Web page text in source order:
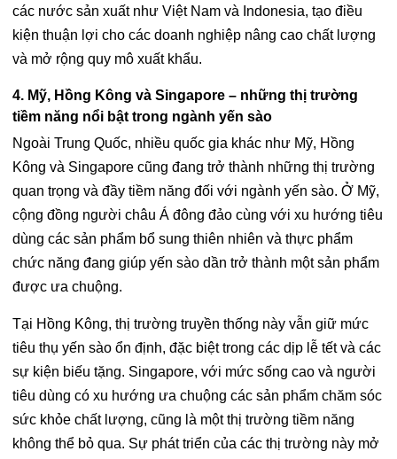
các nước sản xuất như Việt Nam và Indonesia, tạo điều
kiện thuận lợi cho các doanh nghiệp nâng cao chất lượng
và mở rộng quy mô xuất khẩu.
4. Mỹ, Hồng Kông và Singapore – những thị trường
tiềm năng nổi bật trong ngành yến sào
Ngoài Trung Quốc, nhiều quốc gia khác như Mỹ, Hồng
Kông và Singapore cũng đang trở thành những thị trường
quan trọng và đầy tiềm năng đối với ngành yến sào. Ở Mỹ,
cộng đồng người châu Á đông đảo cùng với xu hướng tiêu
dùng các sản phẩm bổ sung thiên nhiên và thực phẩm
chức năng đang giúp yến sào dần trở thành một sản phẩm
được ưa chuộng.
Tại Hồng Kông, thị trường truyền thống này vẫn giữ mức
tiêu thụ yến sào ổn định, đặc biệt trong các dịp lễ tết và các
sự kiện biếu tặng. Singapore, với mức sống cao và người
tiêu dùng có xu hướng ưa chuộng các sản phẩm chăm sóc
sức khỏe chất lượng, cũng là một thị trường tiềm năng
không thể bỏ qua. Sự phát triển của các thị trường này mở